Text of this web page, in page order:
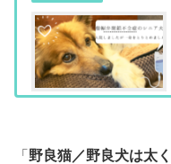
「 野良猫／野良犬は太